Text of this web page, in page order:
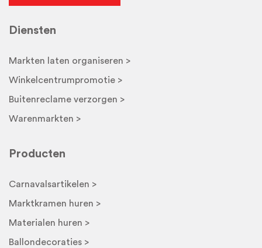
Diensten
Markten laten organiseren >
Winkelcentrumpromotie >
Buitenreclame verzorgen >
Warenmarkten >
Producten
Carnavalsartikelen >
Marktkramen huren >
Materialen huren >
Ballondecoraties >